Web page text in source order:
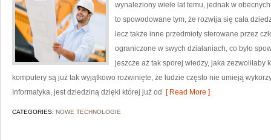
wynaleziony wiele lat temu, jednak w
to spowodowane tym, że rozwija się cała
lecz także inne przedmioty sterowane przez
ograniczone w swych działaniach, co było
jeszcze aż tak sporej wiedzy, jaka zezwoliłaby
komputery są już tak wyjątkowo rozwinięte, że ludzie często nie umieją
Informatyka, jest dziedziną dzięki której już od
[ Read More ]
CATEGORIES: NOWE TECHNOLOGIE